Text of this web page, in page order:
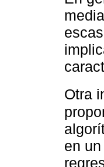
Otra
en